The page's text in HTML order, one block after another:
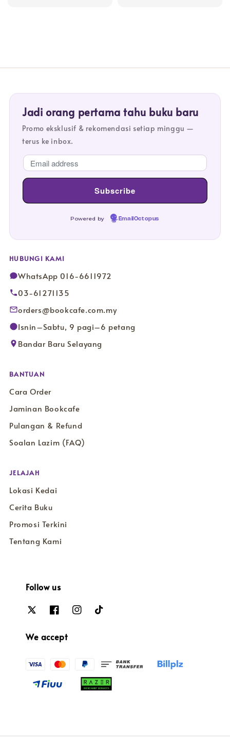
Jadi orang pertama tahu buku baru
Promo eksklusif & rekomendasi setiap minggu —
terus ke inbox.
Powered by EmailOctopus
HUBUNGI KAMI
WhatsApp 016-6611972
03-61271135
orders@bookcafe.com.my
Isnin–Sabtu, 9 pagi–6 petang
Bandar Baru Selayang
BANTUAN
Cara Order
Jaminan Bookcafe
Pulangan & Refund
Soalan Lazim (FAQ)
JELAJAH
Lokasi Kedai
Cerita Buku
Promosi Terkini
Tentang Kami
Follow us
We accept